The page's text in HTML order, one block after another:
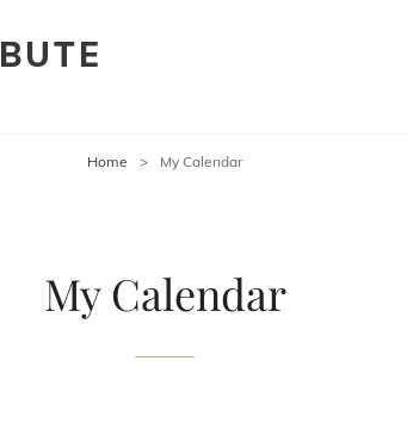
Home > My Calendar
My Calendar